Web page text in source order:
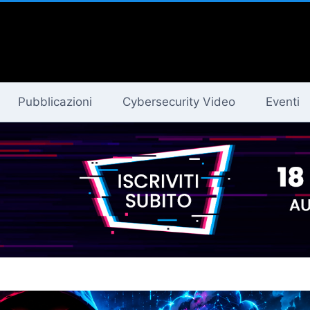
Pubblicazioni Cybersecurity Video Eventi